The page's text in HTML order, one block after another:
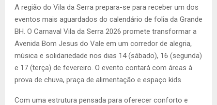
A região do Vila da Serra prepara-se para receber um dos
eventos mais aguardados do calendário de folia da Grande
BH. O Carnaval Vila da Serra 2026 promete transformar a
Avenida Bom Jesus do Vale em um corredor de alegria,
música e solidariedade nos dias 14 (sábado), 16 (segunda)
e 17 (terça) de fevereiro. O evento contará com áreas à
prova de chuva, praça de alimentação e espaço kids.
Com uma estrutura pensada para oferecer conforto e